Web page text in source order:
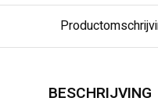
BESCHRIJVING